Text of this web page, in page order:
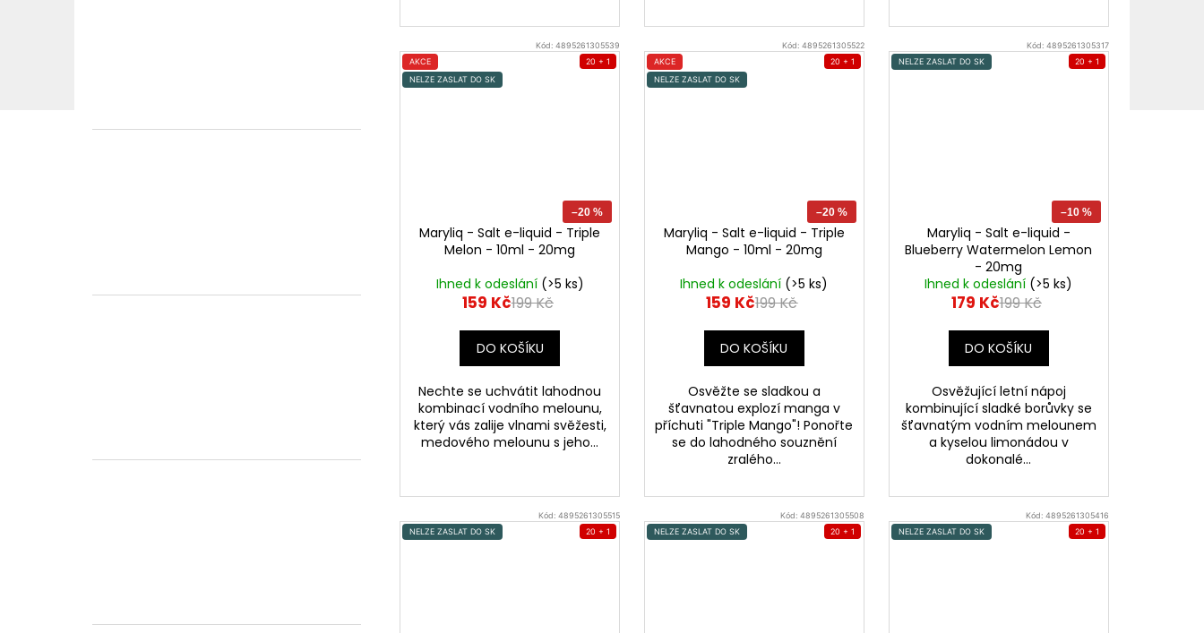
Kód:4895261305539
AKCE
NELZE ZASLAT DO SK
–20 %
20 + 1
Maryliq - Salt e-liquid - Triple
Melon - 10ml - 20mg
Ihned k odeslání (>5 ks)
159 Kč199 Kč
DO KOŠÍKU
Nechte se uchvátit lahodnou
kombinací vodního melounu,
který vás zalije vlnami svěžesti,
medového melounu s jeho...
Kód: 4895261305522
AKCE
NELZE ZASLAT DO SK
–20 %
20 + 1
Maryliq - Salt e-liquid - Triple
Mango - 10ml - 20mg
Ihned k odeslání (>5 ks)
159 Kč199 Kč
DO KOŠÍKU
Osvěžte se sladkou a
šťavnatou explozí manga v
příchuti "Triple Mango"! Ponořte
se do lahodného souznění
zralého...
Kód: 4895261305317
NELZE ZASLAT DO SK
–10 %
20 + 1
Maryliq - Salt e-liquid -
Blueberry Watermelon Lemon
- 20mg
Ihned k odeslání (>5 ks)
179 Kč199 Kč
DO KOŠÍKU
Osvěžující letní nápoj
kombinující sladké borůvky se
šťavnatým vodním melounem
a kyselou limonádou v
dokonalé...
Kód:4895261305515
NELZE ZASLAT DO SK
20 + 1
Kód: 4895261305508
NELZE ZASLAT DO SK
20 + 1
Kód: 4895261305416
NELZE ZASLAT DO SK
20 + 1